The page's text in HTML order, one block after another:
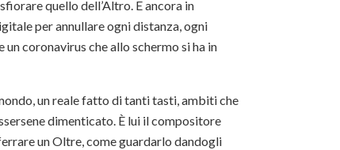
quello dell’Altro. E ancora in
per annullare ogni distanza, ogni
un coronavirus che allo schermo si ha in
un reale fatto di tanti tasti, ambiti che
dimenticato. È lui il compositore
un Oltre, come guardarlo dandogli